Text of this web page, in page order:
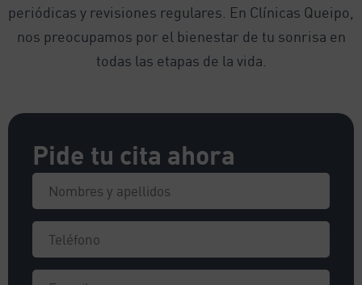
periódicas y revisiones regulares. En Clínicas Queipo,
nos preocupamos por el bienestar de tu sonrisa en
todas las etapas de la vida.
Pide tu cita ahora